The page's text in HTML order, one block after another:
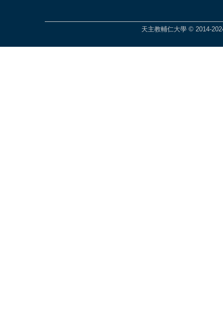
天主教輔仁大學 © 2014-